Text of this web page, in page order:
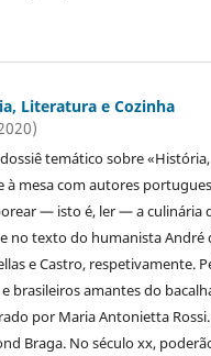
Literatura e Cozinha
temático sobre
mesa com autores
— isto é, ler — a culinária
no texto do humanista André
e Castro, respetivamente.
brasileiros amantes do
por Maria Antonietta
Braga. No século xx,